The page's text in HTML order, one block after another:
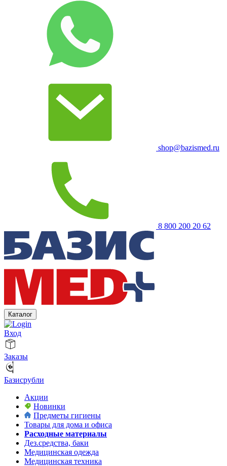
shop@bazismed.ru
8 800 200 20 62
Каталог
Вход
Заказы
Базисрубли
Акции
Новинки
Предметы гигиены
Товары для дома и офиса
Расходные материалы
Дез.средства, баки
Медицинская одежда
Медицинская техника